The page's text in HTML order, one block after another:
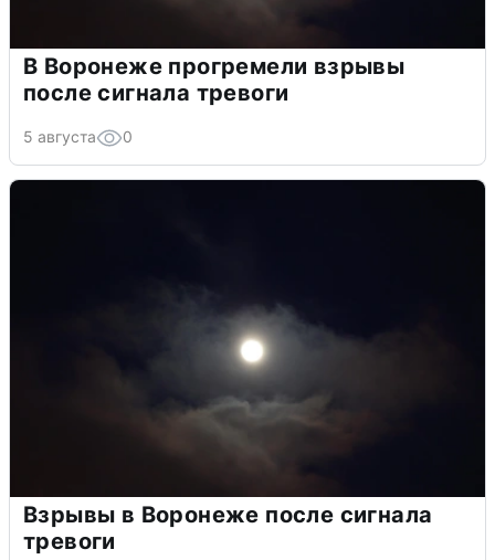
В Воронеже прогремели взрывы
после сигнала тревоги
5 августа 0
Взрывы в Воронеже после сигнала
тревоги